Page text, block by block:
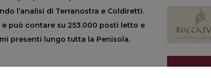
l’analisi di Terranostra e Coldiretti.
può contare su 253.000 posti letto e
presenti lungo tutta la Penisola.